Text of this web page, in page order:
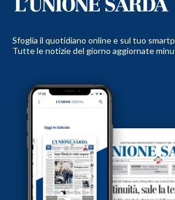
Sfoglia il quotidiano online e sul tuo
Tutte le notizie del giorno aggiornate